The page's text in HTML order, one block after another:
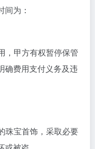
为：
，甲方有权暂停保管
确费用支付义务及违
珠宝首饰，采取必要